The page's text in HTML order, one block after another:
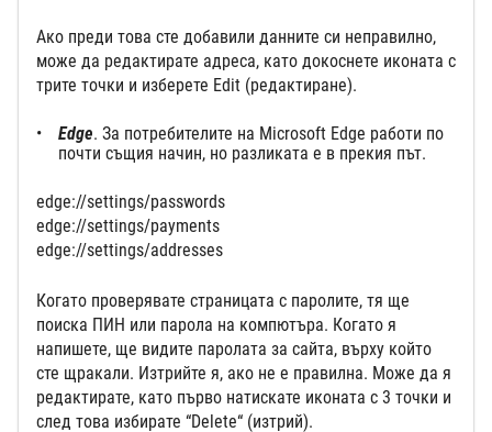
Ако преди това сте добавили данните си неправилно,
може да редактирате адреса, като докоснете иконата с
трите точки и изберете Edit (редактиране).
Edge. За потребителите на Microsoft Edge работи по
почти същия начин, но разликата е в прекия път.
edge://settings/passwords
edge://settings/payments
edge://settings/addresses
Когато проверявате страницата с паролите, тя ще
поиска ПИН или парола на компютъра. Когато я
напишете, ще видите паролата за сайта, върху който
сте щракали. Изтрийте я, ако не е правилна. Може да я
редактирате, като първо натискате иконата с 3 точки и
след това избирате “Delete“ (изтрий).